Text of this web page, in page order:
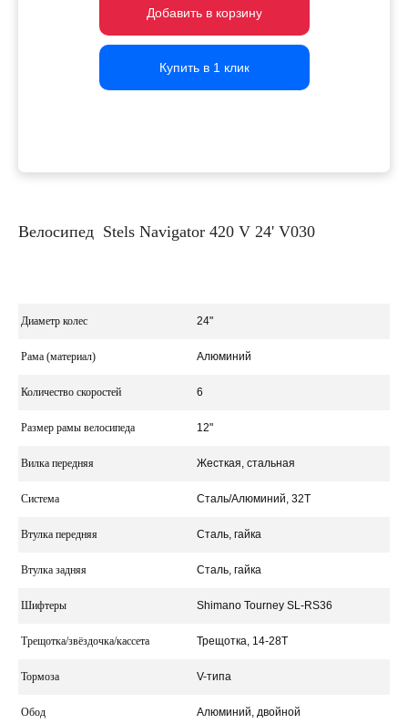
Добавить в корзину
Добавить в корзину
Добавить в корзину
Купить в 1 клик
Купить в 1 клик
Купить в 1 клик
Велосипед Stels Navigator 420 V 24' V030
Диаметр колес 24"
Рама (материал) Алюминий
Количество скоростей 6
Размер рамы велосипеда 12"
Вилка передняя Жесткая, стальная
Система Сталь/Алюминий, 32T
Втулка передняя Сталь, гайка
Втулка задняя Сталь, гайка
Шифтеры Shimano Tourney SL-RS36
Трещотка/звёздочка/кассета Трещотка, 14-28T
Тормоза V-типа
Обод Алюминий, двойной